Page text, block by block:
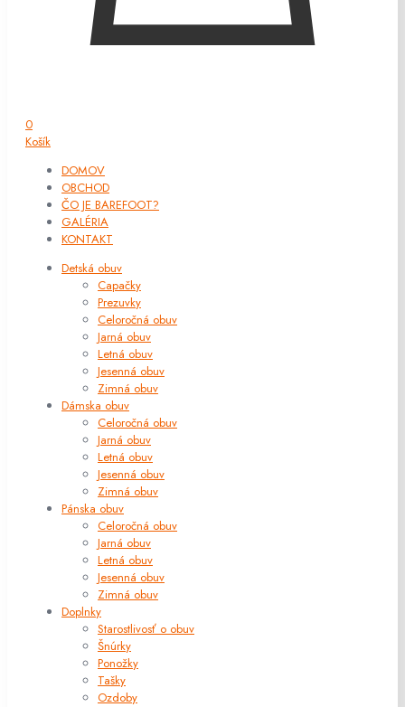
0
Košík
DOMOV
OBCHOD
ČO JE BAREFOOT?
GALÉRIA
KONTAKT
Detská obuv
Capačky
Prezuvky
Celoročná obuv
Jarná obuv
Letná obuv
Jesenná obuv
Zimná obuv
Dámska obuv
Celoročná obuv
Jarná obuv
Letná obuv
Jesenná obuv
Zimná obuv
Pánska obuv
Celoročná obuv
Jarná obuv
Letná obuv
Jesenná obuv
Zimná obuv
Doplnky
Starostlivosť o obuv
Šnúrky
Ponožky
Tašky
Ozdoby